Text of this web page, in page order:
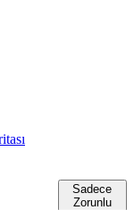
Sadece
Zorunlu